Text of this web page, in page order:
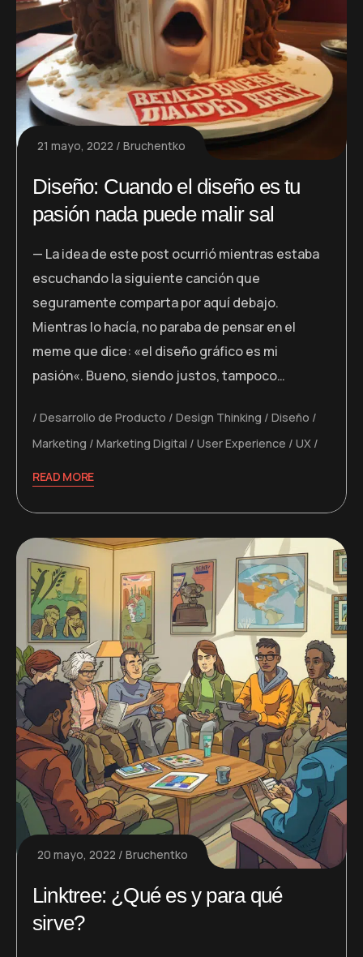
21 mayo, 2022 Bruchentko
Diseño: Cuando el diseño es tu
pasión nada puede malir sal
— La idea de este post ocurrió mientras estaba
escuchando la siguiente canción que
seguramente comparta por aquí debajo.
Mientras lo hacía, no paraba de pensar en el
meme que dice: «el diseño gráfico es mi
pasión«. Bueno, siendo justos, tampoco…
Desarrollo de Producto Design Thinking
Diseño
Marketing
Marketing Digital User Experience UX
READ MORE
20 mayo, 2022 Bruchentko
Linktree: ¿Qué es y para qué
sirve?